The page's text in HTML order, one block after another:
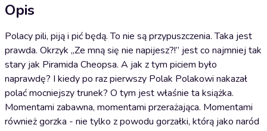
Opis
Polacy pili, piją i pić będą. To nie są przypuszczenia. Taka jest
prawda. Okrzyk „Ze mną się nie napijesz?!” jest co najmniej tak
stary jak Piramida Cheopsa. A jak z tym piciem było
naprawdę? I kiedy po raz pierwszy Polak Polakowi nakazał
polać mocniejszy trunek? O tym jest właśnie ta książka.
Momentami zabawna, momentami przerażająca. Momentami
również gorzka - nie tylko z powodu gorzałki, którą jako naród